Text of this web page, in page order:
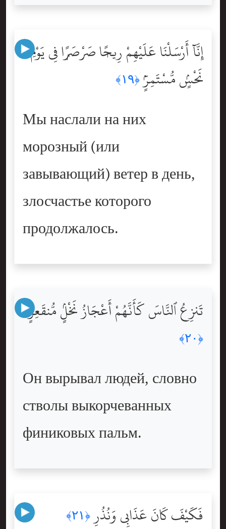
إِنَّآ أَرْسَلْنَا عَلَيْهِمْ رِيحًۭا صَرْصَرًۭا فِى يَوْمِ
نَحْسٍۢ مُّسْتَمِرٍّۢ﴿١٩﴾
Мы наслали на них
морозный (или
завывающий) ветер в день,
злосчастье которого
продолжалось.
تَنزِعُ ٱلنَّاسَ كَأَنَّهُمْ أَعْجَازُ نَخْلٍۢ مُّنقَعِرٍۢ
﴿٢٠﴾
Он вырывал людей, словно
стволы выкорчеванных
финиковых пальм.
فَكَيْفَ كَانَ عَذَابِى وَنُذُرِ ﴿٢١﴾